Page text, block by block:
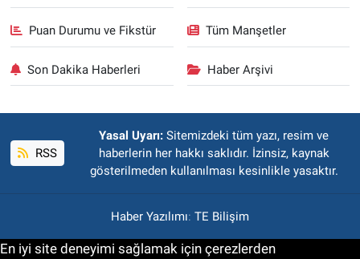
Puan Durumu ve Fikstür Tüm Manşetler
Son Dakika Haberleri Haber Arşivi
RSS
Yasal Uyarı: Sitemizdeki tüm yazı, resim ve
haberlerin her hakkı saklıdır. İzinsiz, kaynak
gösterilmeden kullanılması kesinlikle yasaktır.
Haber Yazılımı: TE Bilişim
En iyi site deneyimi sağlamak için çerezlerden